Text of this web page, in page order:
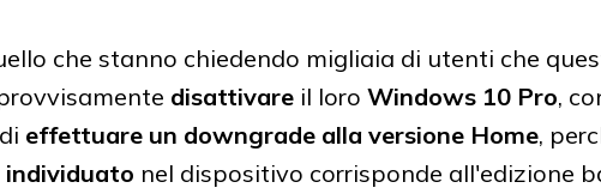
che stanno chiedendo migliaia di utenti che
disattivare il loro Windows 10 Pro,
effettuare un downgrade alla versione Home,
individuato nel dispositivo corrisponde all'edizione